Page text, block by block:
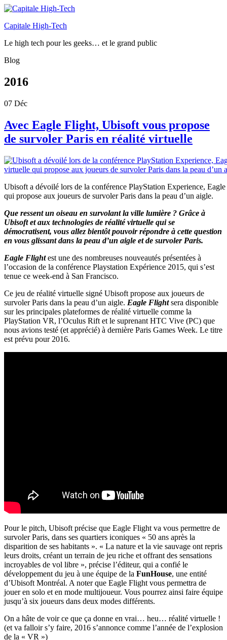
Capitale High-Tech
Le high tech pour les geeks… et le grand public
Blog
2016
07 Déc
Avec Eagle Flight, Ubisoft vous propose
de survoler Paris en réalité virtuelle
Ubisoft a dévoilé lors de la conférence PlayStation Experience,
qui propose aux joueurs de survoler Paris dans la peau d’un aigle.
Que ressent un oiseau en survolant la ville lumière ? Grâce à
Ubisoft et aux technologies de réalité virtuelle qui se
démocratisent, vous allez bientôt pouvoir répondre à cette question
en vous glissant dans la peau d’un aigle et de survoler Paris.
Eagle Flightest une des nombreuses nouveautés présentées à
l’occasion de la conférence Playstation Expérience 2015, qui s’est
tenue ce week-end à San Francisco.
Ce jeu de réalité virtuelle signé Ubisoft propose aux joueurs de
survoler Paris dans la peau d’un aigle. Eagle Flightsera disponible
sur les principales plateformes de réalité virtuelle comme la
PlayStation VR, l’Oculus Rift et le suprenant HTC Vive (PC) que
nous avions testé (et apprécié) à dernière Paris Games Week. Le titre
est prévu pour 2016.
Pour le pitch, Ubisoft précise que Eagle Flight va vous permettre de
survoler Paris, dans ses quartiers iconiques « 50 ans après la
disparition de ses habitants ». « La nature et la vie sauvage ont repris
leurs droits, créant un terrain de jeu riche et offrant des sensations
incroyables de vol libre », précise l’éditeur, qui a confié le
développement du jeu à une équipe de la FunHouse, une entité
d’Ubisoft Montréal. A noter que Eagle Flight vous permettra de
jouer en solo et en mode multijoueur. Vous pourrez ainsi faire équipe
jusqu’à six joueurs dans deux modes différents.
On a hâte de voir ce que ça donne en vrai… heu… réalité virtuelle !
(et va falloir s’y faire, 2016 s’annonce comme l’année de l’explosion
de la « VR »)